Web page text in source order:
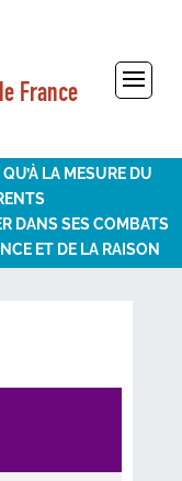
France
LA MESURE DU
DANS SES COMBATS
ET DE LA RAISON